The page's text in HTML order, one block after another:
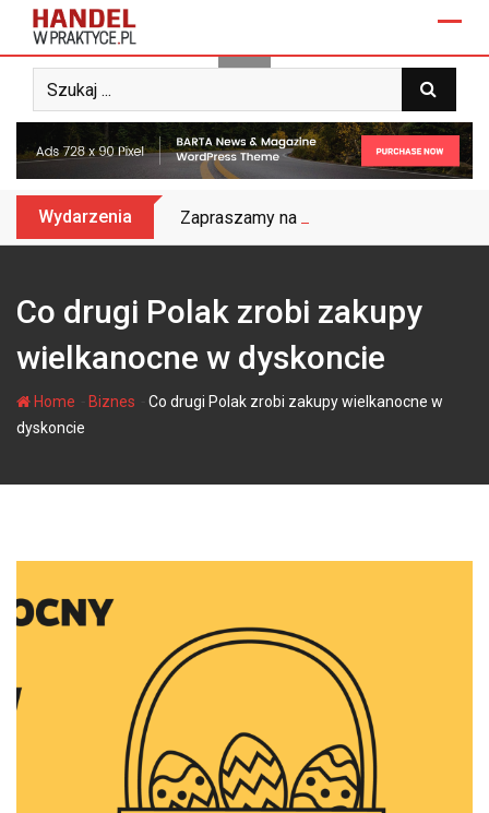
content
Wydarzenia Zapraszamy na Biznes&Trendy 2025
Co drugi Polak zrobi zakupy
wielkanocne w dyskoncie
Home Biznes
Co drugi Polak zrobi zakupy wielkanocne w
dyskoncie